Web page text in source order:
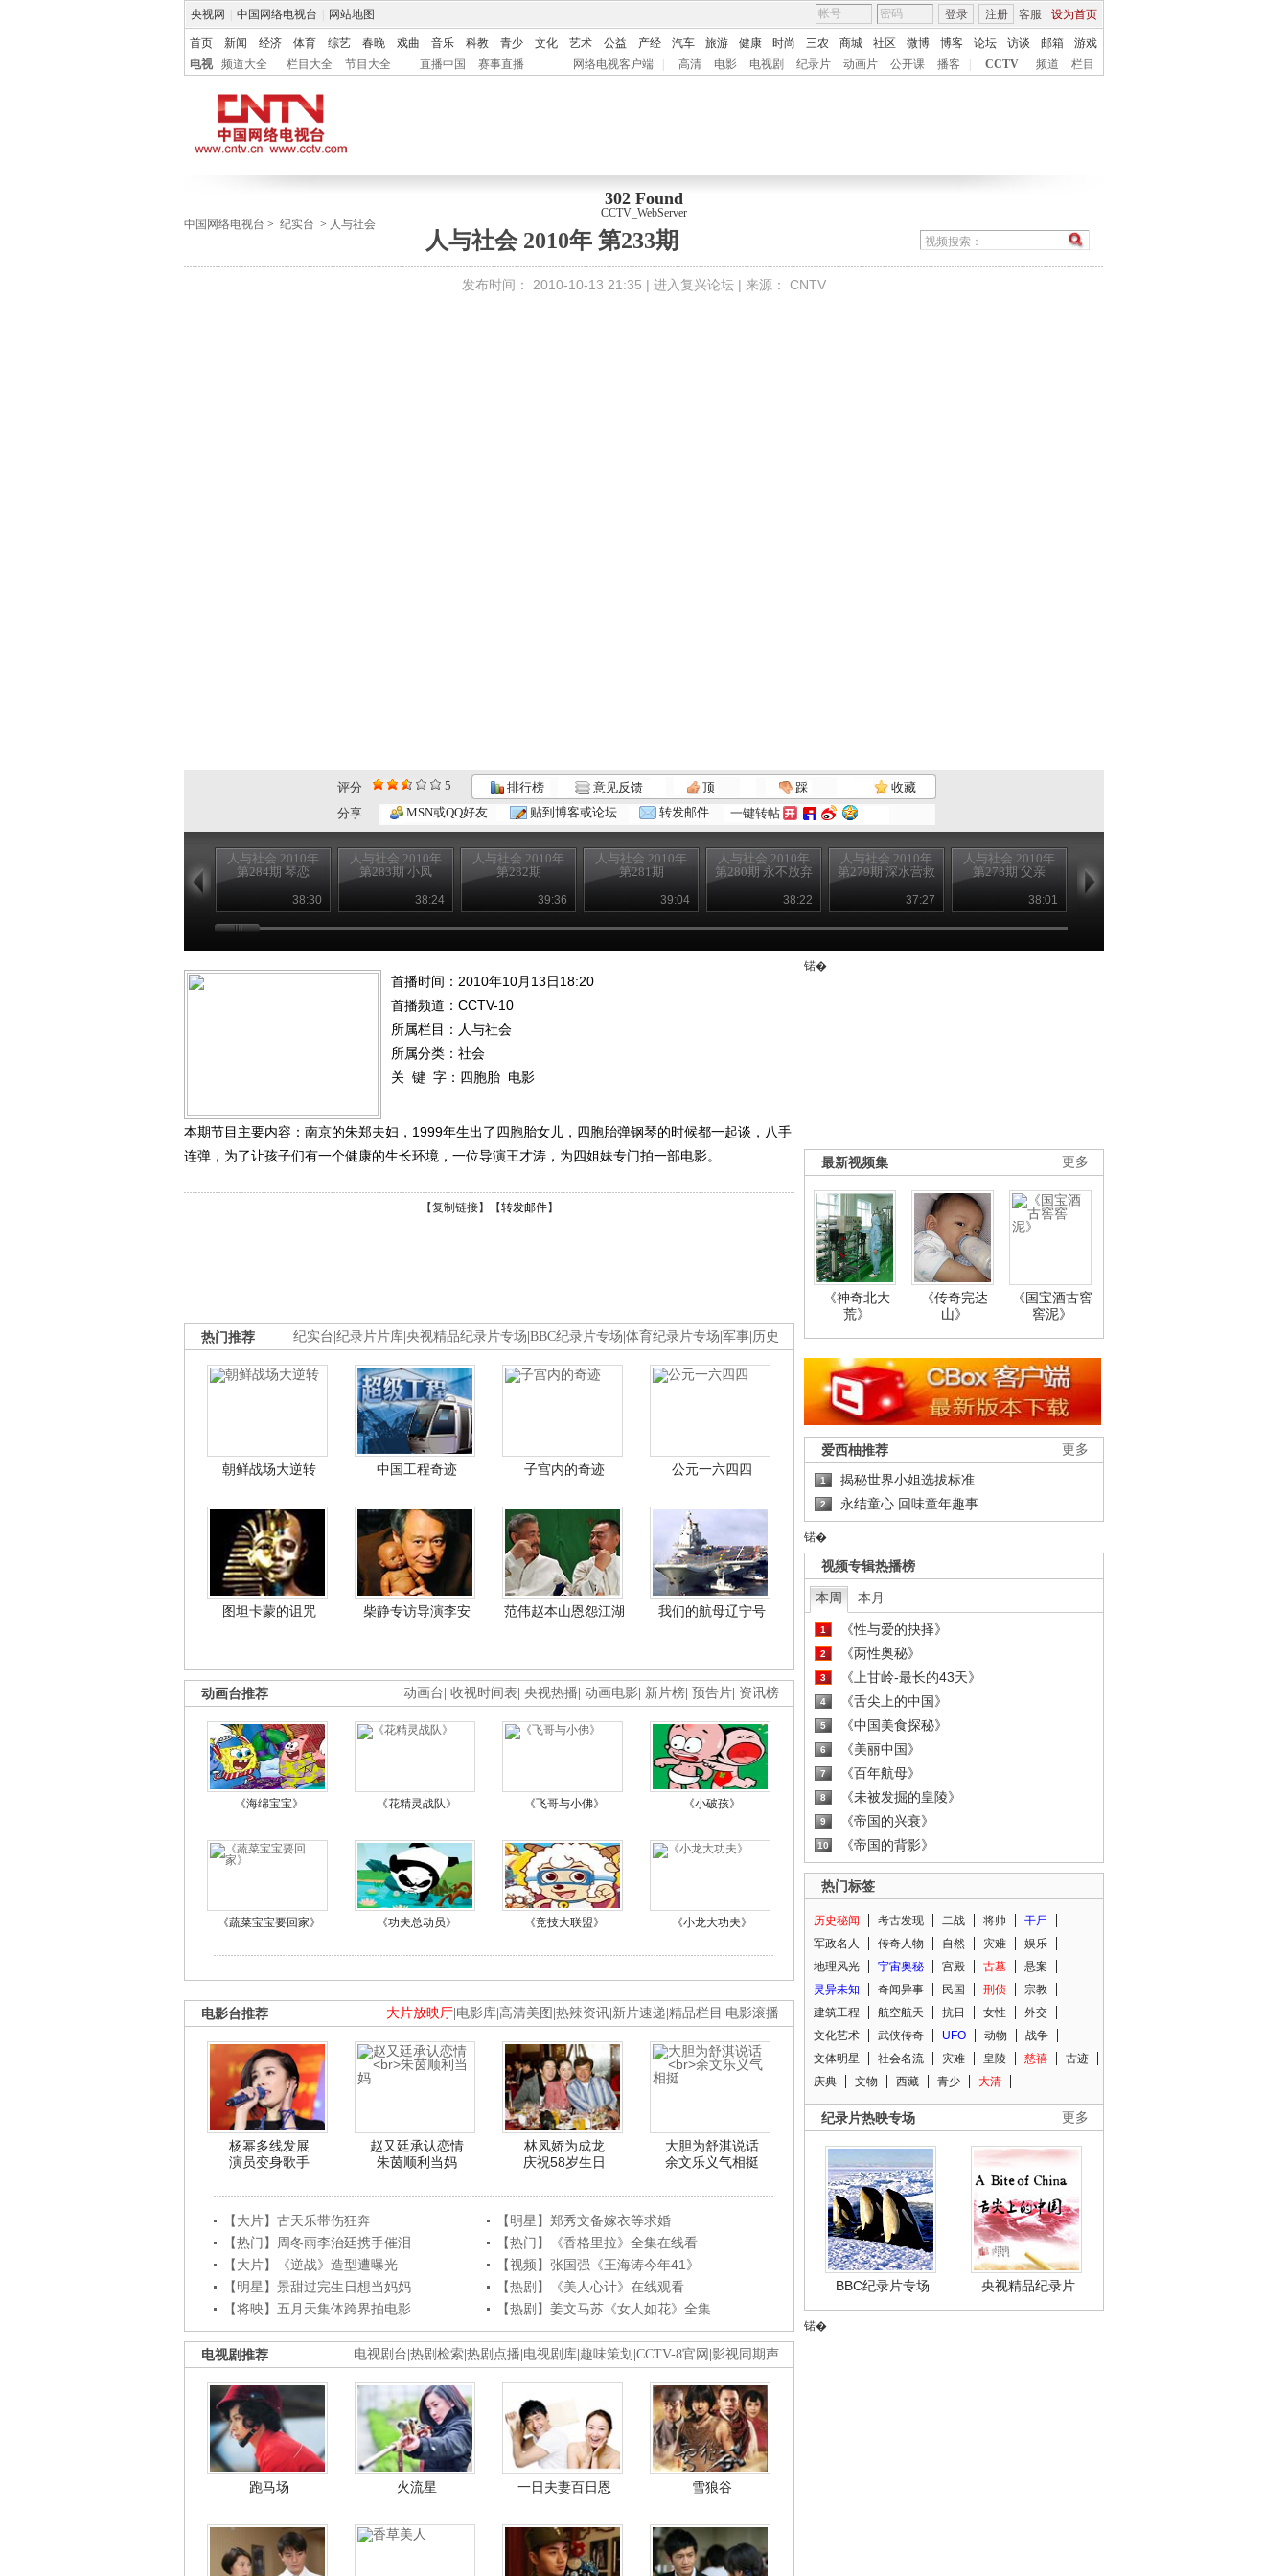
央视网 中国网络电视台 网站地图 客服 设为首页
登录 注册
首页 新闻 经济 体育 综艺 春晚 戏曲 音乐 科教 青少 文化 艺术 公益 产经 汽车 旅游 健康 时尚 三农 商城 社区 微博 博客 论坛 访谈 邮箱
游戏
电视
频道大全 栏目大全 节目大全 直播中国 赛事直播 网络电视客户端 高清 电影 电视剧 纪录片 动画片 公开课 播客 CCTV 频道 栏目
302 Found
CCTV_WebServer
中国网络电视台 > 纪实台 > 人与社会
人与社会 2010年 第233期
发布时间： 2010-10-13 21:35 | 进入复兴论坛 | 来源： CNTV
评分 5 排行榜 意见反馈 顶 踩
收藏
分享
MSN或QQ好友 贴到博客或论坛 转发邮件 一键转帖
人与社会 2010年
第284期 琴恋
38:30
人与社会 2010年
第283期 小凤
38:24
人与社会 2010年
第282期
39:36
人与社会 2010年
第281期
39:04
人与社会 2010年
第280期 永不放弃
38:22
人与社会 2010年
第279期 深水营救
37:27
人与社会 2010年
第278期 父亲
38:01
首播时间：2010年10月13日18:20
首播频道： CCTV-10
所属栏目： 人与社会
所属分类：社会
关 键 字： 四胞胎 电影
本期节目主要内容：南京的朱郑夫妇，1999年生出了四胞胎女儿，四胞胎弹钢琴的时候都一起谈，八手
连弹，为了让孩子们有一个健康的生长环境，一位导演王才涛，为四姐妹专门拍一部电影。
【复制链接】【转发邮件】
纪实台 纪录片片库 央视精品纪录片专场 BBC纪录片专场 体育纪录片专场 军事 历史
热门推荐
朝鲜战场大逆转 中国工程奇迹 子宫内的奇迹 公元一六四四
图坦卡蒙的诅咒 柴静专访导演李安 范伟赵本山恩怨江湖 我们的航母辽宁号
动画台 收视时间表 央视热播 动画电影 新片榜 预告片 资讯榜
动画台推荐
《海绵宝宝》 《花精灵战队》 《飞哥与小佛》 《小破孩》
《蔬菜宝宝要回家》 《功夫总动员》 《竞技大联盟》 《小龙大功夫》
大片放映厅 电影库 高清美图 热辣资讯 新片速递 精品栏目 电影滚播
电影台推荐
杨幂多线发展
演员变身歌手
赵又廷承认恋情
朱茵顺利当妈
林凤娇为成龙
庆祝58岁生日
大胆为舒淇说话
余文乐义气相挺
【大片】古天乐带伤狂奔
【明星】郑秀文备嫁衣等求婚
【热门】周冬雨李治廷携手催泪
【热门】《香格里拉》全集在线看
【大片】《逆战》造型遭曝光
【视频】张国强《王海涛今年41》
【明星】景甜过完生日想当妈妈
【热剧】《美人心计》在线观看
【将映】五月天集体跨界拍电影
【热剧】姜文马苏《女人如花》全集
电视剧台 热剧检索 热剧点播 电视剧库 趣味策划 CCTV-8官网 影视同期声
电视剧推荐
跑马场 火流星 一日夫妻百日恩 雪狼谷
锘�
更多
最新视频集
《神奇北大
荒》
《传奇完达
山》
《国宝酒古窖
窖泥》
更多
爱西柚推荐
1 揭秘世界小姐选拔标准
2 永结童心 回味童年趣事
锘�
视频专辑热播榜
本周 本月
1 《性与爱的抉择》
2 《两性奥秘》
3 《上甘岭-最长的43天》
4 《舌尖上的中国》
5 《中国美食探秘》
6 《美丽中国》
7 《百年航母》
8 《未被发掘的皇陵》
9 《帝国的兴衰》
10 《帝国的背影》
热门标签
历史秘闻 考古发现 二战 将帅
干尸
军政名人
传奇人物 自然 灾难
娱乐
地理风光
宇宙奥秘 宫殿 古墓
悬案
灵异未知
奇闻异事 民国 刑侦
宗教
建筑工程
航空航天 抗日 女性
外交
文化艺术
武侠传奇 UFO 动物
战争
文体明星
社会名流 灾难 皇陵 慈禧
古迹
庆典
文物 西藏 青少 大清
更多
纪录片热映专场
BBC纪录片专场 央视精品纪录片
锘�